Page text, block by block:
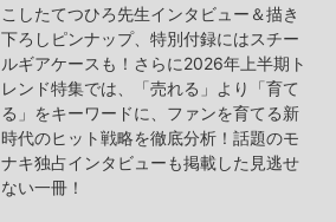
こしたてつひろ先生インタビュー＆描き
下ろしピンナップ、特別付録にはスチー
ルギアケースも！さらに2026年上半期ト
レンド特集では、「売れる」より「育て
る」をキーワードに、ファンを育てる新
時代のヒット戦略を徹底分析！話題のモ
ナキ独占インタビューも掲載した見逃せ
ない一冊！